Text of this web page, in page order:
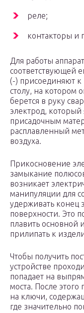
реле;
контакторы и
Для работы
соответствующей
(-) присоединяют
столу, на котором
берется в руку
электрод,
присадочным
расплавленный
воздуха.
Прикосновение
замыкание
возникает
манипуляции для
удерживать конец
поверхности. Это
плавить основной
прилипать к
Чтобы получить
устройстве
попадает на
моста. После
на ключи,
где значительно